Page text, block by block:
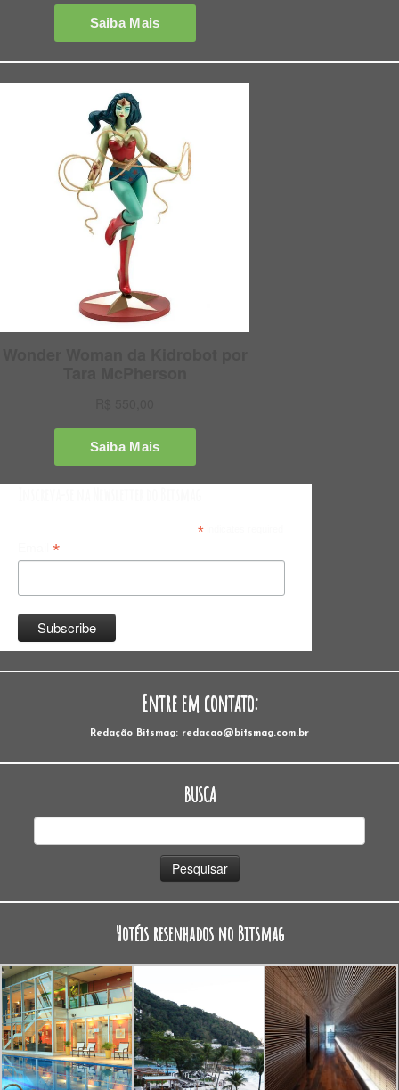
*indicates required
*
Entre em contato:
Redação Bitsmag: redacao@bitsmag.com.br
BUSCA
Hotéis resenhados no Bitsmag